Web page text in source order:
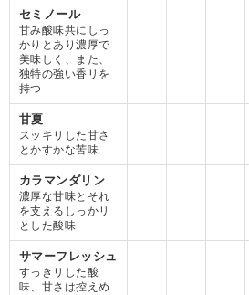
セミノール
甘み酸味共にしっ
かりとあり濃厚で
美味しく、また、
独特の強い香リを
持つ
甘夏
スッキリした甘さ
とかすかな苦味
カラマンダリン
濃厚な甘味とそれ
を支えるしっかリ
とした酸味
サマーフレッシュ
すっきリした酸
味、甘さは控えめ